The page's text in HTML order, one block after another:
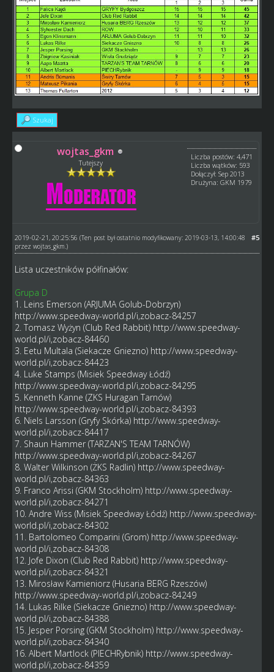
Szukaj
wojtas_gkm
Tutejszy
Liczba postów: 4,471
Liczba wątków: 593
Dołączył: Sep 2013
Drużyna: GKM 1979
#5
2019-02-21, 20:25:56 (Ten post był ostatnio modyfikowany: 2019-03-13, 14:00:48
przez wojtas_gkm.)
Lista uczestników półfinałów:
Grupa D
1. Leins Emerson (ARJUMA Golub-Dobrzyn)
http://www.speedway-world.pl/i,zobacz-84257
2. Tomasz Wyżyn (Club Red Rabbit) http://www.speedway-
world.pl/i,zobacz-84460
3. Eetu Multala (Siekacze Gniezno) http://www.speedway-
world.pl/i,zobacz-84423
4. Luke Stamps (Misiek Speedway Łódź)
http://www.speedway-world.pl/i,zobacz-84295
5. Kenneth Kanne (ZKS Huragan Tarnów)
http://www.speedway-world.pl/i,zobacz-84393
6. Niels Larsson (Gryfy Skórka) http://www.speedway-
world.pl/i,zobacz-84417
7. Shaun Hammer (TARZAN'S TEAM TARNÓW)
http://www.speedway-world.pl/i,zobacz-84267
8. Walter Wilkinson (ŻKS Radlin) http://www.speedway-
world.pl/i,zobacz-84363
9. Franco Arissi (GKM Stockholm) http://www.speedway-
world.pl/i,zobacz-84271
10. Andre Wiss (Misiek Speedway Łódź) http://www.speedway-
world.pl/i,zobacz-84302
11. Bartolomeo Comparini (Grom) http://www.speedway-
world.pl/i,zobacz-84308
12. Jofe Dixon (Club Red Rabbit) http://www.speedway-
world.pl/i,zobacz-84321
13. Mirosław Kamieniorz (Husaria BERG Rzeszów)
http://www.speedway-world.pl/i,zobacz-84249
14. Lukas Rilke (Siekacze Gniezno) http://www.speedway-
world.pl/i,zobacz-84388
15. Jesper Porsing (GKM Stockholm) http://www.speedway-
world.pl/i,zobacz-84340
16. Albert Martlock (PIECHRybnik) http://www.speedway-
world.pl/i,zobacz-84359